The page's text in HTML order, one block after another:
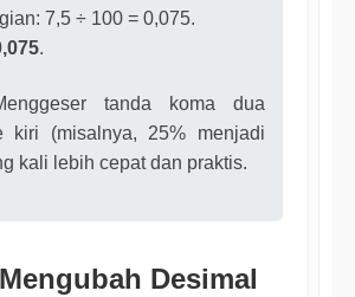
7,5 ÷ 100 = 0,075.
.
tanda koma dua
kiri (misalnya, 25% menjadi
kali lebih cepat dan praktis.
Desimal